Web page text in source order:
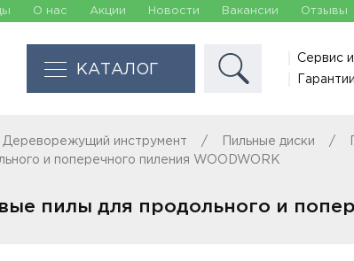
О нас Акции Новости Вакансии Отзывы
КАТАЛОГ
Сервис и
Дереворежущий инструмент Пильные диски
и поперечного пиления WOODWORK
пилы для продольного и